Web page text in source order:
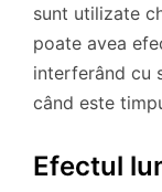
sunt utilizate
poate avea
interferând cu
când este
Efectul